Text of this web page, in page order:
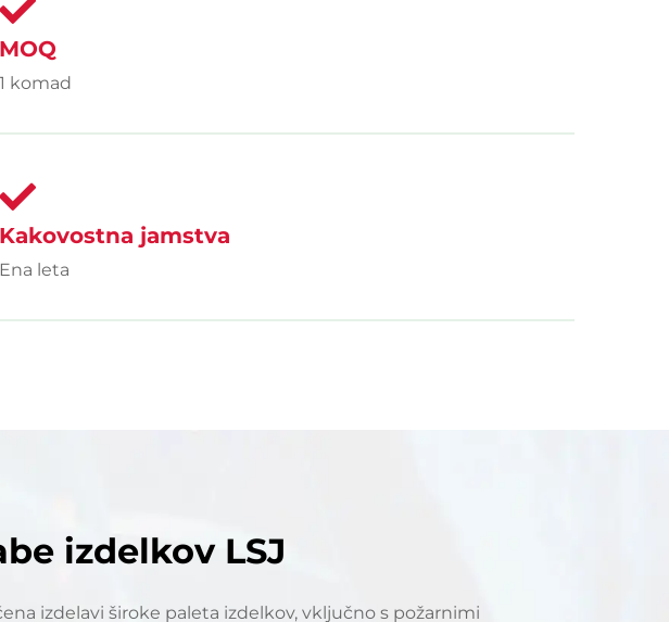
MOQ
1 komad
Kakovostna jamstva
Ena leta
izdelkov LSJ
izdelavi široke paleta izdelkov, vključno s požarnimi